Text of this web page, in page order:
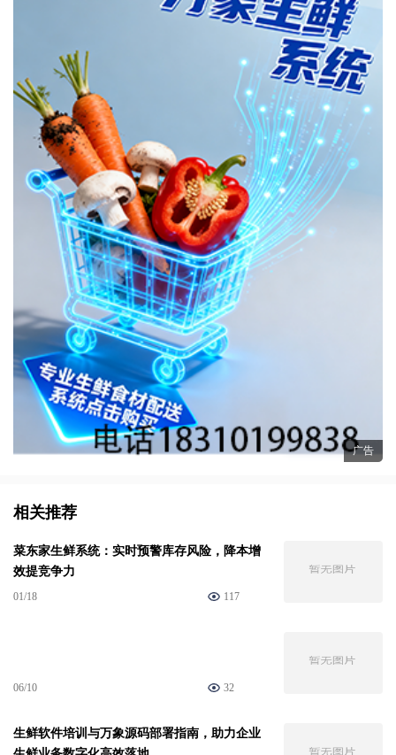
广告
相关推荐
菜东家生鲜系统：实时预警库存风险，降本增
效提竞争力
01/18 117
06/10 32
生鲜软件培训与万象源码部署指南，助力企业